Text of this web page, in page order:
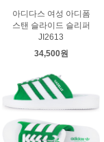
아디다스 여성 아디폼
스탠 슬라이드 슬리퍼
JI2613
34,500원